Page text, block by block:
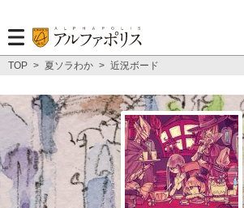
TOP > 夏ソラわか > 近況ボード